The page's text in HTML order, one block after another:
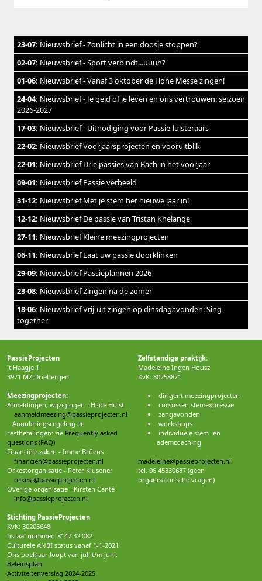
23-07: Nieuwsbrief - Zonlicht in een doosje stoppen?
02-07: Nieuwsbrief - Sport verbindt...uuuh?
01-06: Nieuwsbrief - Vanaf 3 oktober de Hohe Messe zingen!
24-04: Nieuwsbrief - Je geld of je leven en ons vertrouwen: seizoen
2026-2027
17-03: Nieuwsbrief - Uitnodiging voor Passie-luisteraars
22-02: Nieuwsbrief Voorjaarsprojecten en vooruitblik
22-01: Nieuwsbrief Drie passies van Bach in het voorjaar
09-01: Nieuwsbrief Passie verbeeld
31-12: Nieuwsbrief Met je stem het nieuwe jaar in!
12-12: Nieuwsbrief De passie van Tristan Knelange
27-11: Nieuwsbrief Kleine meezingprojecten
06-11: Nieuwsbrief Laat uw passie doorklinken
29-09: Nieuwsbrief Passieplannen 2026
23-08: Nieuwsbrief Zingen na de zomer
18-06: Nieuwsbrief Vrij-uit zingen op dinsdagavonden: Sing
together
PassieProjecten
't Haagje 1
3971 MZ Driebergen
Meezingprojecten:
Afmeldingen, wijzigingen - Hilde Hulst
aanmeldmeezing@passieprojecten.nl
Annuleringsregeling en
restbetalingen: zie Frequently asked
questions (FAQ)
Financiële zaken - Imme Brûens
financien@passieprojecten.nl
Orkestorganisatie - Peter Klusener
orkest@passieprojecten.nl
Overige organisatie - Kirsten Canté
info@passieprojecten.nl
Stichting PassieProjecten
KvK: 30205648
fiscaal nummer: 8147.32.082
Culturele ANBI status vanaf 1-1-2021
Ons boekjaar loopt van juli t/m juni.
Beleidsplan
Activiteitenverslag 2024-2025
Zelfstandige praktijk:
Madeleine Ingen Housz
KvK: 30258871
dirigent meezingprojecten
cursussen stemexpressie
zangavonden
workshops
individuele stem- en
ademcoaching
madeleine@passieprojecten.nl
tel. 06 45330687 (geen
organisatorische vragen)